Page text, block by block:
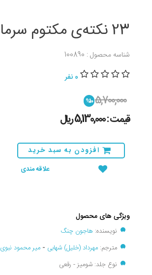
23 نکته‌ی مکتوم سرمایه‌داری
شناسه محصول : 100890
0 نفر
5,700,000
%10
قیمت : 5,130,000 ريال
افزودن به سبد خرید
علاقه مندی
ویژگی های محصول
نویسنده: هاجون چنگ
مترجم: مهرداد (خلیل) شهابی - میر محمود نبوی
نوع جلد: شومیز - رقعی